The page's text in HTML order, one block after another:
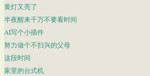
黄灯又亮了
半夜醒来千万不要看时间
AI写个小插件
努力做个不扫兴的父母
这段时间
家里的台式机